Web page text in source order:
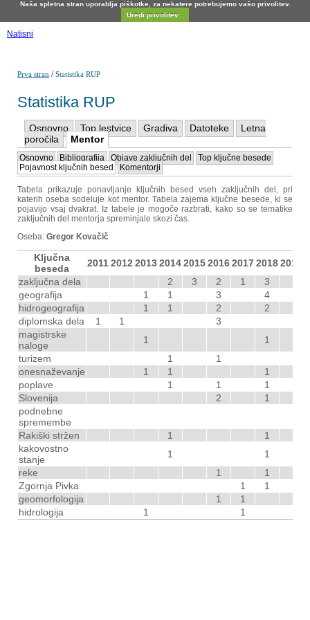
Naša spletna stran uporablja piškotke, za nekatere potrebujemo vašo privolitev.
Uredi privolitev...
Natisni
Prva stran /Statistika RUP
Statistika RUP
Osnovno Top lestvice Gradiva Datoteke
Letna
poročila
Mentor
Osnovno Bibliografija Objave zaključnih del
Top ključne besede
Pojavnost ključnih besed
Komentorji
Tabela prikazuje ponavljanje ključnih besed vseh zaključnih del, pri
katerih oseba sodeluje kot mentor. Tabela zajema ključne besede, ki se
pojavijo vsaj dvakrat. Iz tabele je mogoče razbrati, kako so se tematike
zaključnih del mentorja spreminjale skozi čas.
Oseba: Gregor Kovačič
Ključna
beseda
20112012 2013201420152016201720182019
zaključna dela
2 3 2 1
3
geografija
1 1 3
4
hidrogeografija
1 1 2
2
diplomska dela
1 1
3
magistrske
naloge
1
1
turizem
1
1
onesnaževanje
1 1
1
poplave
1 1
1
Slovenija
2
1
podnebne
spremembe
Rakiški stržen
1
1
kakovostno
stanje
1
1
reke
1
1
Zgornja Pivka
1
1
geomorfologija
1
1
hidrologija
1 1